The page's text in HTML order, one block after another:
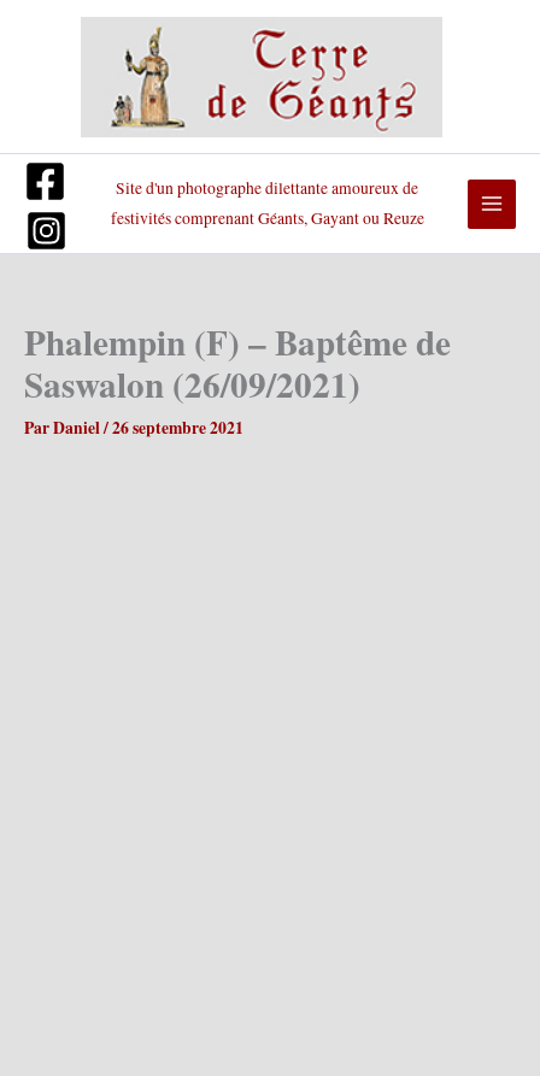
Site d'un photographe dilettante amoureux de
festivités comprenant Géants, Gayant ou Reuze
Phalempin (F) – Baptême de
Saswalon (26/09/2021)
ParDaniel/26 septembre 2021